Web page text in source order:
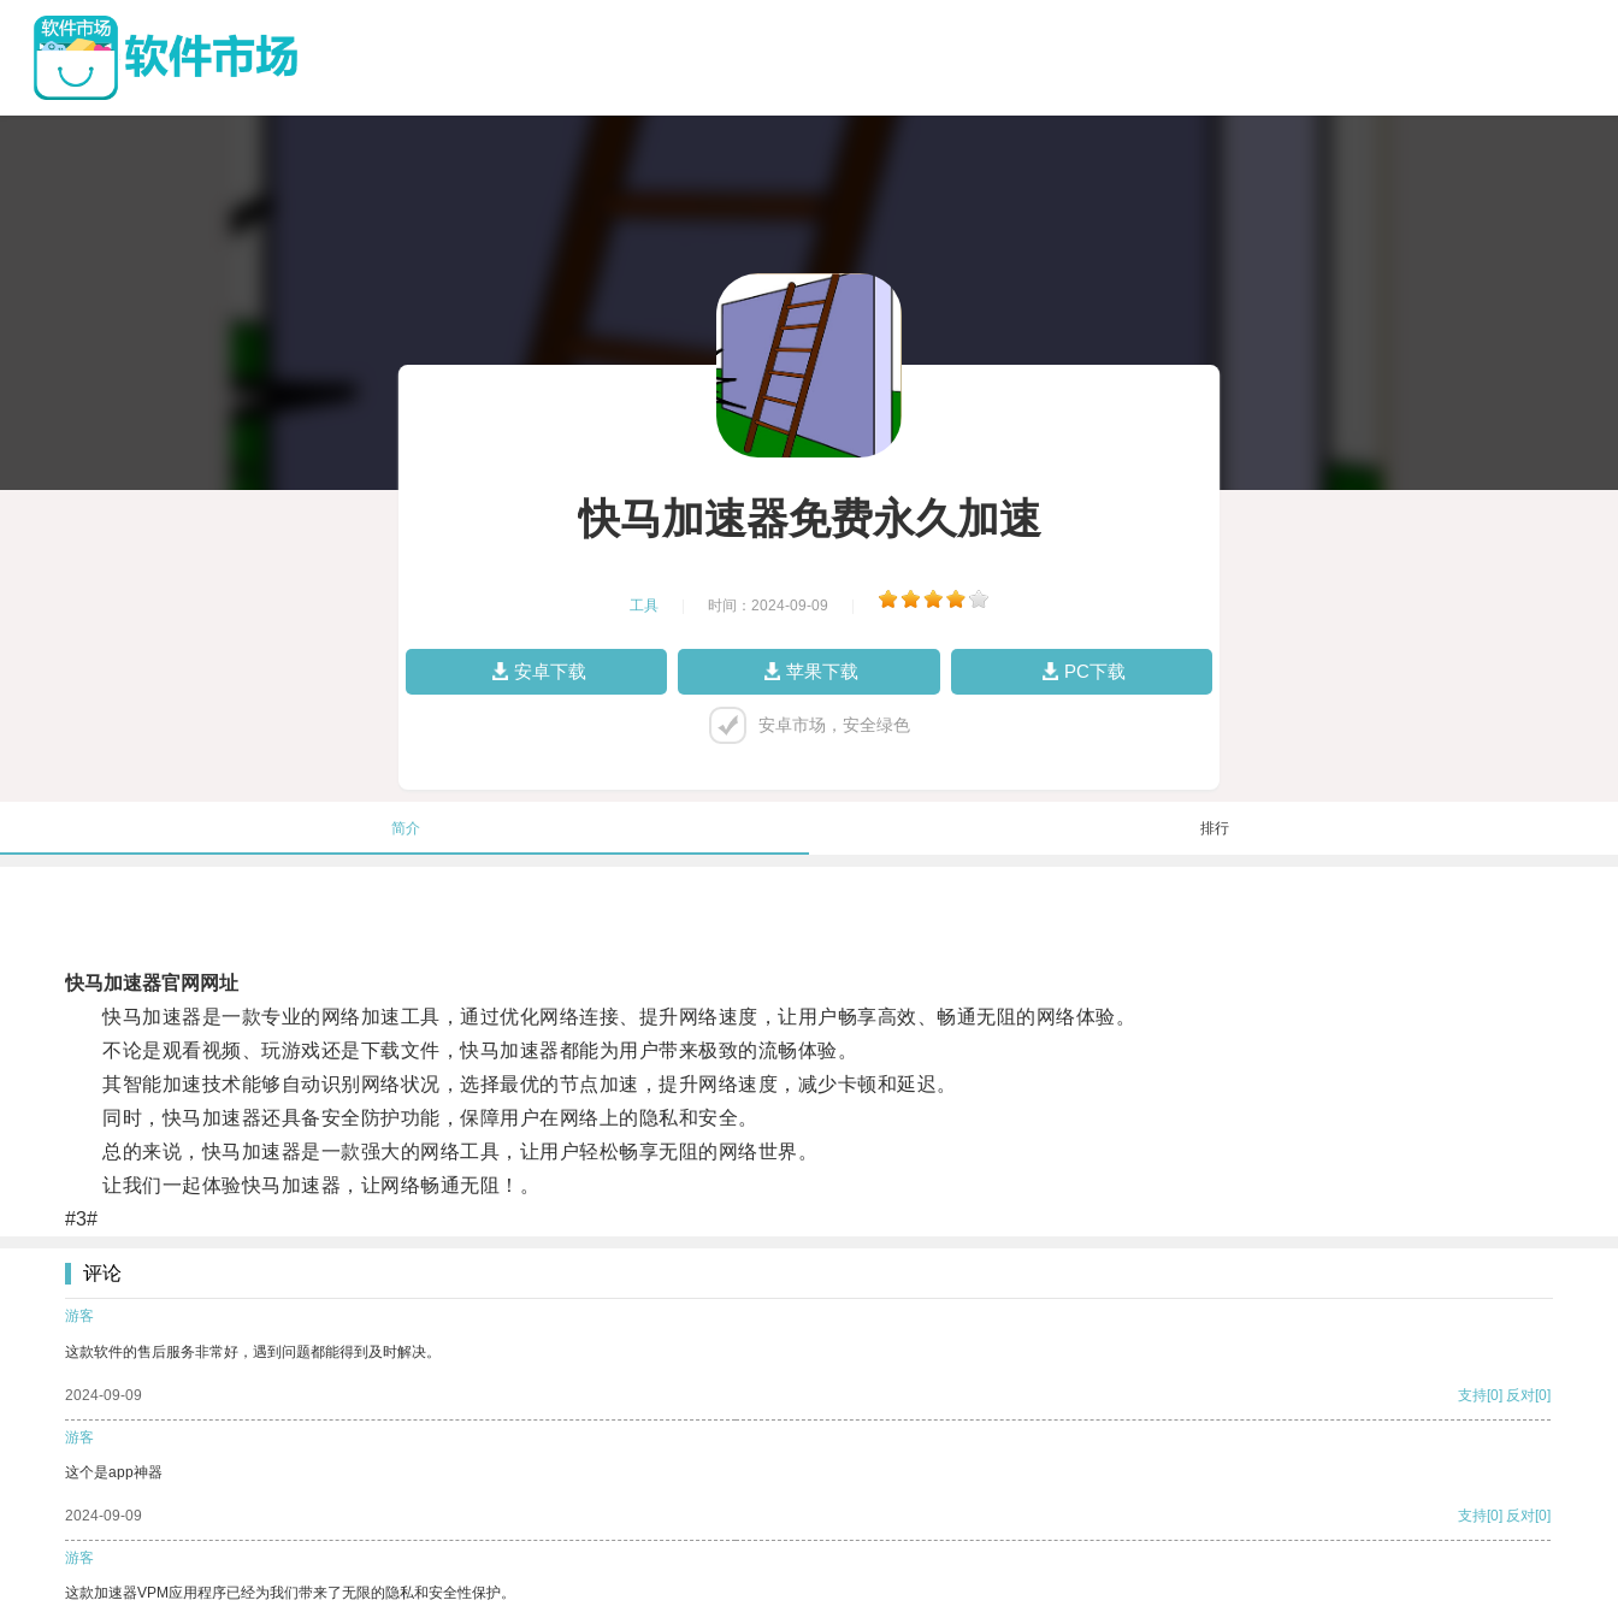
快马加速器免费永久加速
工具 时间：2024-09-09
安卓下载 苹果下载 PC下载
安卓市场，安全绿色
简介 排行
快马加速器官网网址
快马加速器是一款专业的网络加速工具，通过优化网络连接、提升网络速度，让用户畅享高效、畅通无阻的网络体验。
不论是观看视频、玩游戏还是下载文件，快马加速器都能为用户带来极致的流畅体验。
其智能加速技术能够自动识别网络状况，选择最优的节点加速，提升网络速度，减少卡顿和延迟。
同时，快马加速器还具备安全防护功能，保障用户在网络上的隐私和安全。
总的来说，快马加速器是一款强大的网络工具，让用户轻松畅享无阻的网络世界。
让我们一起体验快马加速器，让网络畅通无阻！。
#3#
评论
游客
这款软件的售后服务非常好，遇到问题都能得到及时解决。
2024-09-09 支持[0] 反对[0]
游客
这个是app神器
2024-09-09 支持[0] 反对[0]
游客
这款加速器VPM应用程序已经为我们带来了无限的隐私和安全性保护。